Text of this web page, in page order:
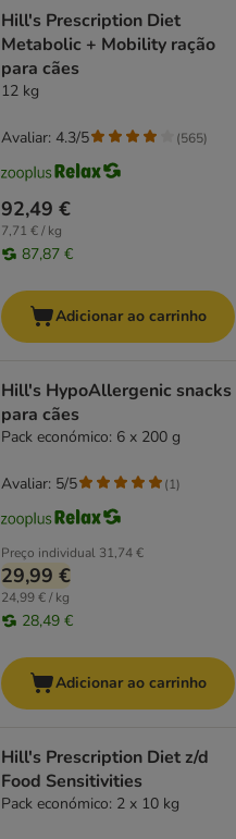
Hill's Prescription Diet
Metabolic + Mobility ração
para cães
12 kg
92,49 €
7,71 € / kg
87,87 €
Avaliar: 4.3/5 (565)
Adicionar ao carrinho
Hill's HypoAllergenic snacks
para cães
Pack económico: 6 x 200 g
Preço individual 31,74 €
29,99 €
24,99 € / kg
28,49 €
Avaliar: 5/5 (1)
Adicionar ao carrinho
Hill's Prescription Diet z/d
Food Sensitivities
Pack económico: 2 x 10 kg